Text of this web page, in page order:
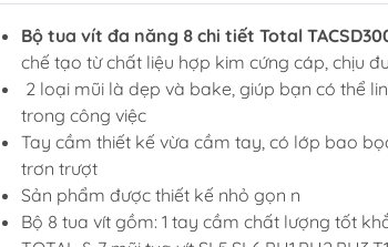
Bộ tua vít đa năng 8 chi tiết Total
chế tạo từ chất liệu hợp kim cứng cáp, chịu
2 loại mũi là dẹp và bake, giúp bạn có thể
trong công việc
Tay cầm thiết kế vừa cầm tay, có lớp bao
trơn trượt
Sản phẩm được thiết kế nhỏ gọn n
Bộ 8 tua vít gồm: 1 tay cầm chất lượng tốt